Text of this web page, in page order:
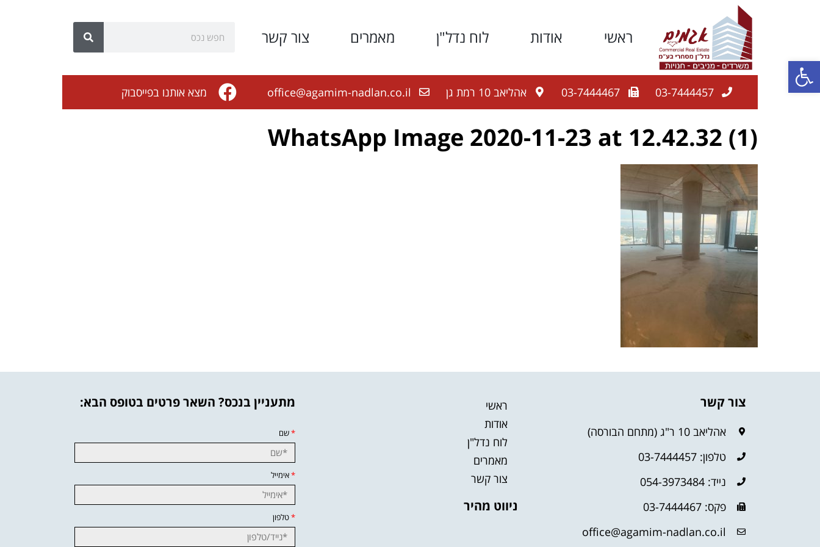
ראשי אודות לוח נדל"ן מאמרים צור קשר
03-7444457
03-7444467 אהליאב 10 רמת גן office@agamim-nadlan.co.il מצא אותנו בפייסבוק
WhatsApp Image 2020-11-23 at 12.42.32 (1)
צור קשר
אהליאב 10 ר"ג (מתחם הבורסה)
טלפון: 03-7444457
נייד: 054-3973484
פקס: 03-7444467
office@agamim-nadlan.co.il
ראשי
אודות
לוח נדל"ן
מאמרים
צור קשר
ניווט מהיר
מתעניין בנכס? השאר פרטים בטופס הבא:
*שם
*אימייל
*טלפון
פתח סרגל נגישות